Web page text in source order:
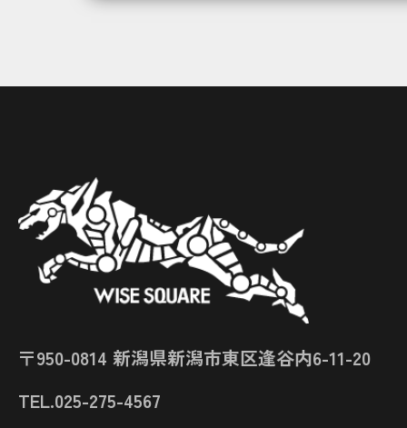
〒950-0814 新潟県新潟市東区逢谷内6-11-20
TEL.025-275-4567